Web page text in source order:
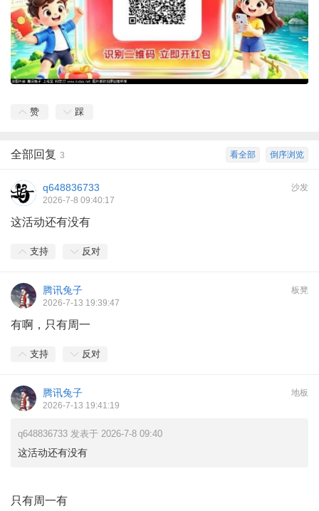
赞 踩
倒序浏览
看全部
全部回复 3
沙发
q648836733
2026-7-8 09:40:17
这活动还有没有
支持 反对
板凳
腾讯兔子
2026-7-13 19:39:47
有啊，只有周一
支持 反对
地板
腾讯兔子
2026-7-13 19:41:19
q648836733 发表于 2026-7-8 09:40
这活动还有没有
只有周一有